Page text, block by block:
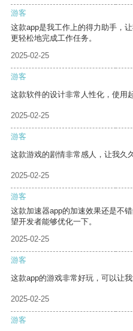
游客
这款app是我工作上的得力助手，
更轻松地完成工作任务。
2025-02-25
游客
这款软件的设计非常人性化，使用
2025-02-25
游客
这款游戏的剧情非常感人，让我久
2025-02-25
游客
这款加速器app的加速效果还是不
望开发者能够优化一下。
2025-02-25
游客
这款app的游戏非常好玩，可以让我
2025-02-25
游客